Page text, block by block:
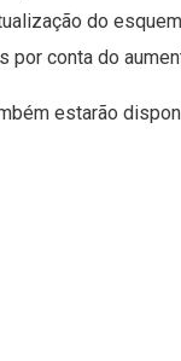
do
conta do
estarão